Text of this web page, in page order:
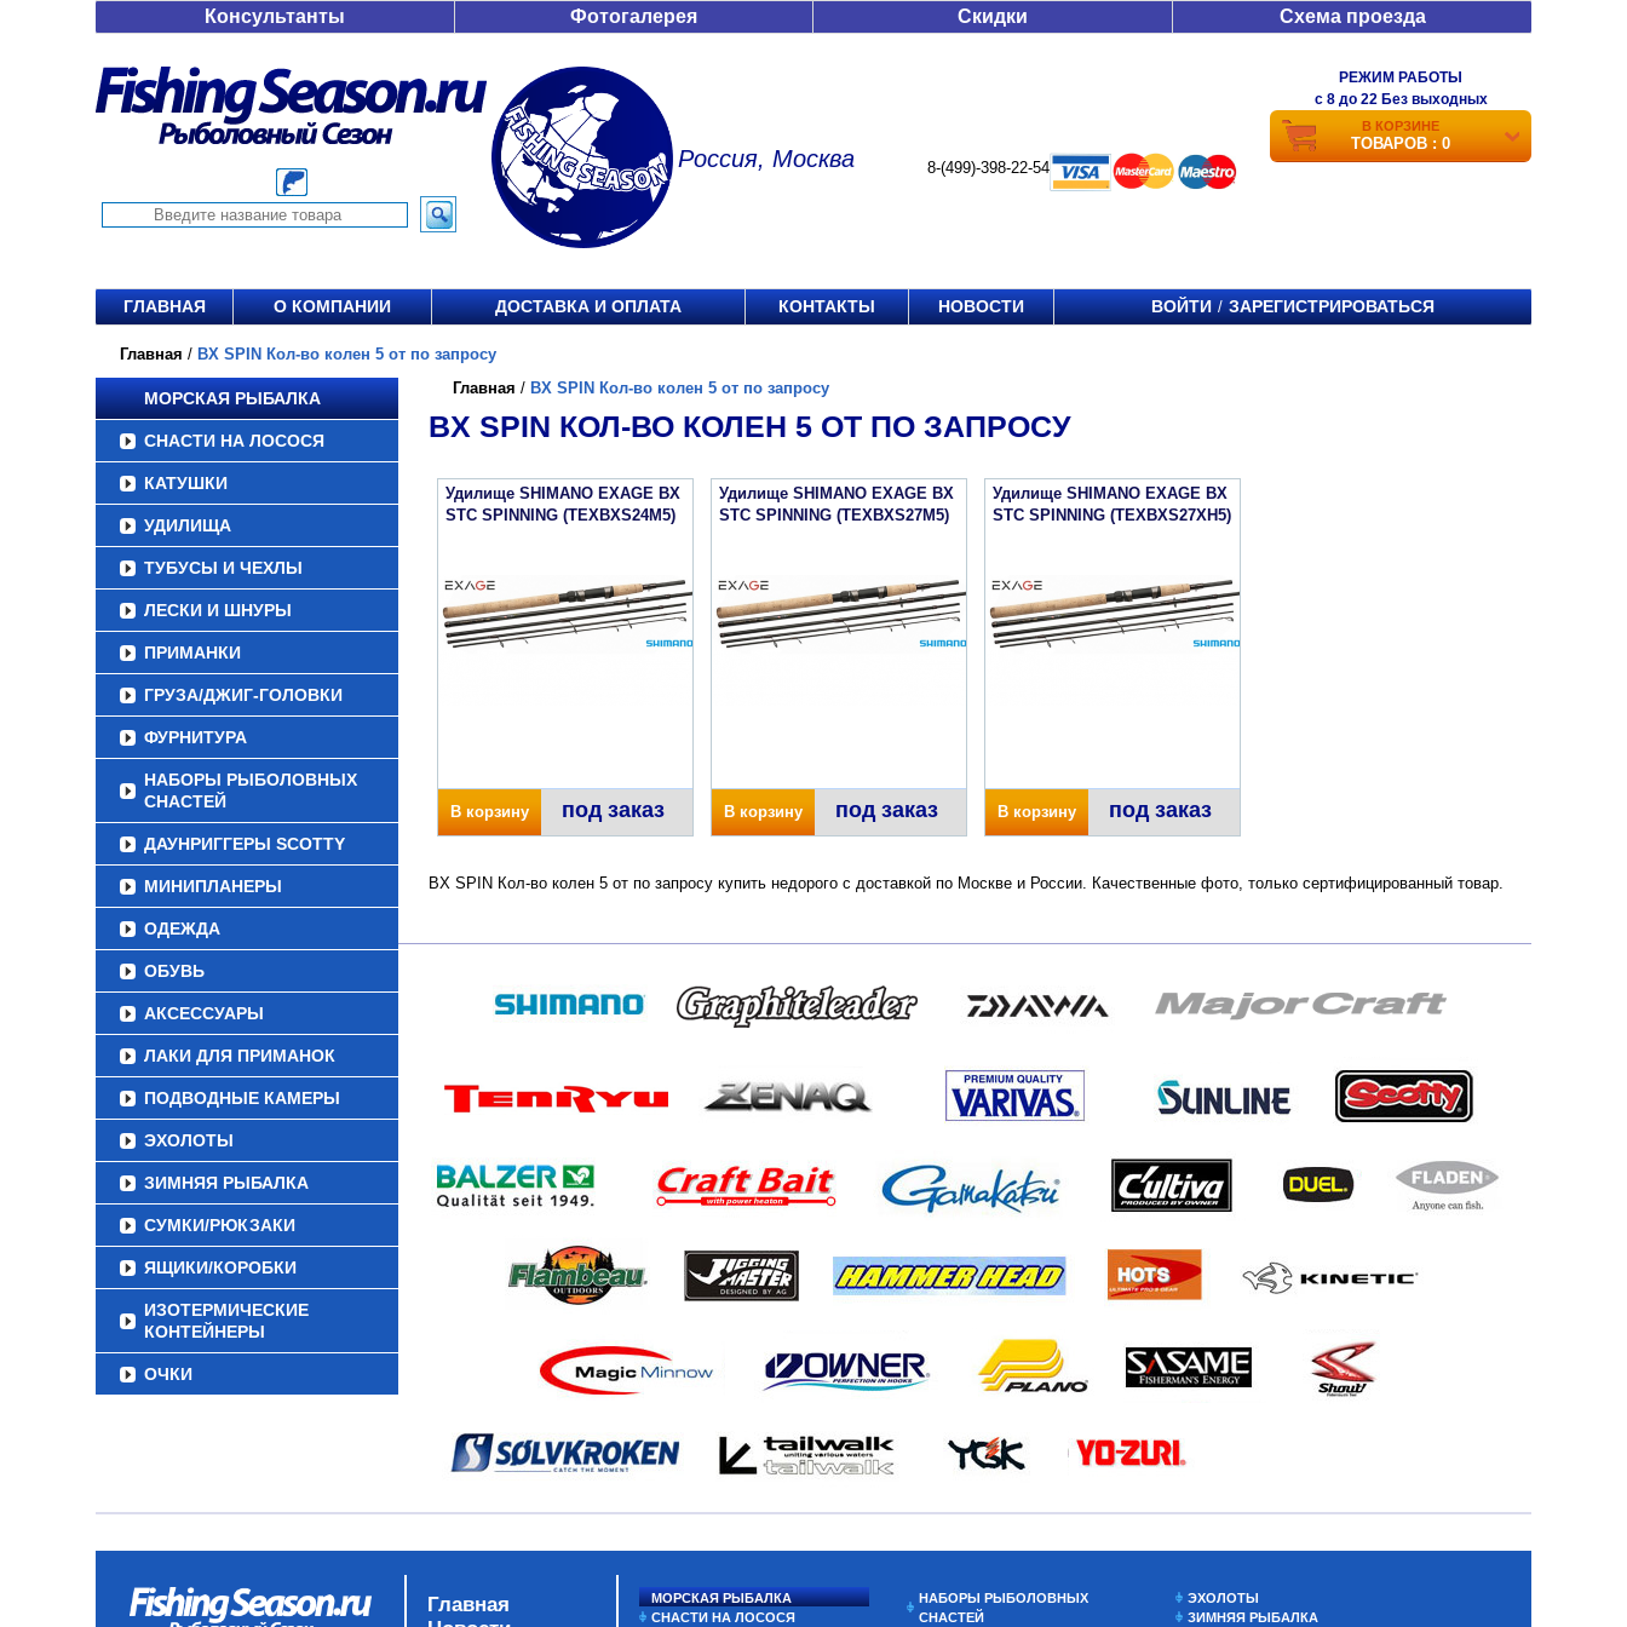
Консультанты Фотогалерея Скидки Схема проезда
Россия, Москва 8-(499)-398-22-54
РЕЖИМ РАБОТЫ
c 8 до 22 Без выходных
В КОРЗИНЕ
ТОВАРОВ : 0
ГЛАВНАЯ О КОМПАНИИ ДОСТАВКА И ОПЛАТА КОНТАКТЫ НОВОСТИ ВОЙТИ / ЗАРЕГИСТРИРОВАТЬСЯ
Главная / BX SPIN Кол-во колен 5 от по запросу
МОРСКАЯ РЫБАЛКА
СНАСТИ НА ЛОСОСЯ
КАТУШКИ
УДИЛИЩА
ТУБУСЫ И ЧЕХЛЫ
ЛЕСКИ И ШНУРЫ
ПРИМАНКИ
ГРУЗА/ДЖИГ-ГОЛОВКИ
ФУРНИТУРА
НАБОРЫ РЫБОЛОВНЫХ
СНАСТЕЙ
ДАУНРИГГЕРЫ SCOTTY
МИНИПЛАНЕРЫ
ОДЕЖДА
ОБУВЬ
АКСЕССУАРЫ
ЛАКИ ДЛЯ ПРИМАНОК
ПОДВОДНЫЕ КАМЕРЫ
ЭХОЛОТЫ
ЗИМНЯЯ РЫБАЛКА
СУМКИ/РЮКЗАКИ
ЯЩИКИ/КОРОБКИ
ИЗОТЕРМИЧЕСКИЕ
КОНТЕЙНЕРЫ
ОЧКИ
Главная / BX SPIN Кол-во колен 5 от по запросу
BX SPIN КОЛ-ВО КОЛЕН 5 ОТ ПО ЗАПРОСУ
Удилище SHIMANO EXAGE BX
STC SPINNING (TEXBXS24M5)
В корзину под заказ
Удилище SHIMANO EXAGE BX
STC SPINNING (TEXBXS27M5)
В корзину под заказ
Удилище SHIMANO EXAGE BX
STC SPINNING (TEXBXS27XH5)
В корзину под заказ
BX SPIN Кол-во колен 5 от по запросу купить недорого с доставкой по Москве и России. Качественные фото, только сертифицированный товар.
Главная
МОРСКАЯ РЫБАЛКА
СНАСТИ НА ЛОСОСЯ
НАБОРЫ РЫБОЛОВНЫХ
СНАСТЕЙ
ЭХОЛОТЫ
ЗИМНЯЯ РЫБАЛКА